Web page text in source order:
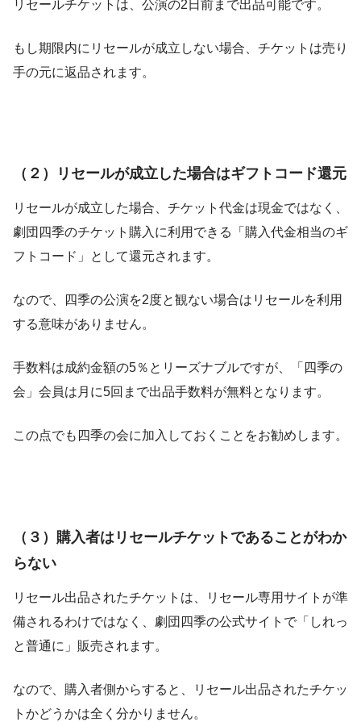
リセールチケットは、公演の2日前まで出品可能です。
もし期限内にリセールが成立しない場合、チケットは売り
手の元に返品されます。
（２）リセールが成立した場合はギフトコード還元
リセールが成立した場合、チケット代金は現金ではなく、
劇団四季のチケット購入に利用できる「購入代金相当のギ
フトコード」として還元されます。
なので、四季の公演を2度と観ない場合はリセールを利用
する意味がありません。
手数料は成約金額の5％とリーズナブルですが、「四季の
会」会員は月に5回まで出品手数料が無料となります。
この点でも四季の会に加入しておくことをお勧めします。
（３）購入者はリセールチケットであることがわか
らない
リセール出品されたチケットは、リセール専用サイトが準
備されるわけではなく、劇団四季の公式サイトで「しれっ
と普通に」販売されます。
なので、購入者側からすると、リセール出品されたチケッ
トかどうかは全く分かりません。